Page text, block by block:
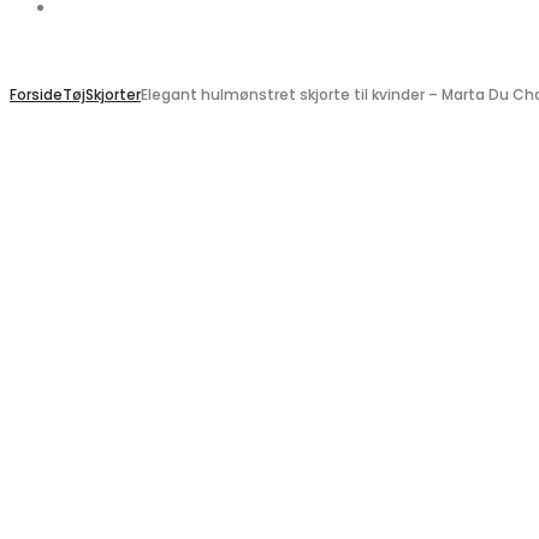
ForsideTøjSkjorterElegant hulmønstret skjorte til kvinder – Marta Du